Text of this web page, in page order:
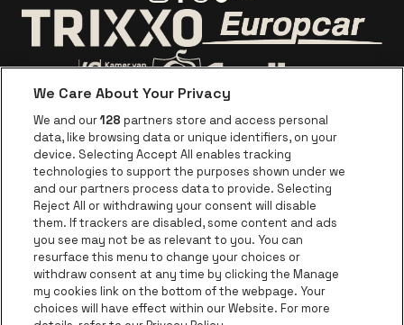
Ga naar de website van Trixxo
Ga naar de website van Voka Limburg
Ga naar de website
Ga naar de website van Coca-Cola
Ga naar de website van
Ga naar de
Ga naar de website van Champagne
Ga naar de website
Ga naar de website van Het logo
Ga naar de
Ga naar de website van Holiday Inn
Ga naar de website
Ga naar de
Trixxo Theater Hasselt is een deel van be•at
We Care About Your Privacy
We and our128 partners store and access personal
data, like browsing data or unique identifiers, on your
device. Selecting Accept All enables tracking
technologies to support the purposes shown under we
and our partners process data to provide. Selecting
Reject All or withdrawing your consent will disable
them. If trackers are disabled, some content and ads
you see may not be as relevant to you. You can
resurface this menu to change your choices or
withdraw consent at any time by clicking the Manage
my cookies link on the bottom of the webpage. Your
choices will have effect within our Website. For more